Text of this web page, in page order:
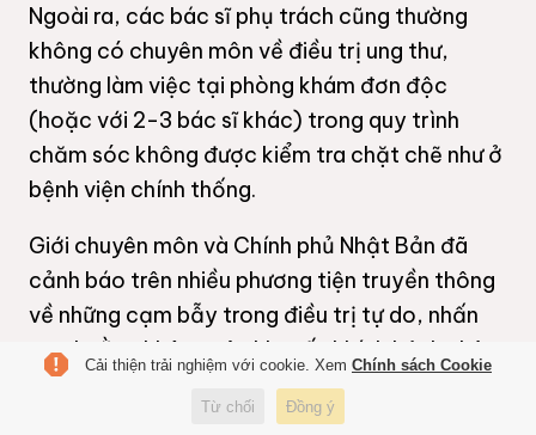
Ngoài ra, các bác sĩ phụ trách cũng thường
không có chuyên môn về điều trị ung thư,
thường làm việc tại phòng khám đơn độc
(hoặc với 2-3 bác sĩ khác) trong quy trình
chăm sóc không được kiểm tra chặt chẽ như ở
bệnh viện chính thống.
Giới chuyên môn và Chính phủ Nhật Bản đã
cảnh báo trên nhiều phương tiện truyền thông
về những cạm bẫy trong điều trị tự do, nhấn
mạnh rằng không nên khuyến khích bệnh nhân
đầu tư nhiều tiền cho những liệu pháp
không/chưa rõ hiệu quả.
Cải thiện trải nghiệm với cookie. Xem Chính sách Cookie
Từ chối Đồng ý